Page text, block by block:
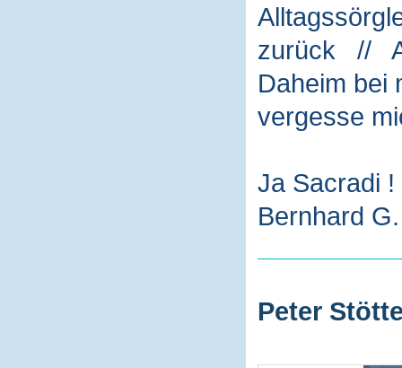
zurück //
Daheim
vergesse
Ja Sacradi
Bernhard
Peter